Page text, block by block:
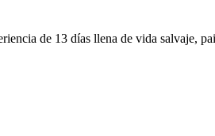
de 13 días llena de vida salvaje,